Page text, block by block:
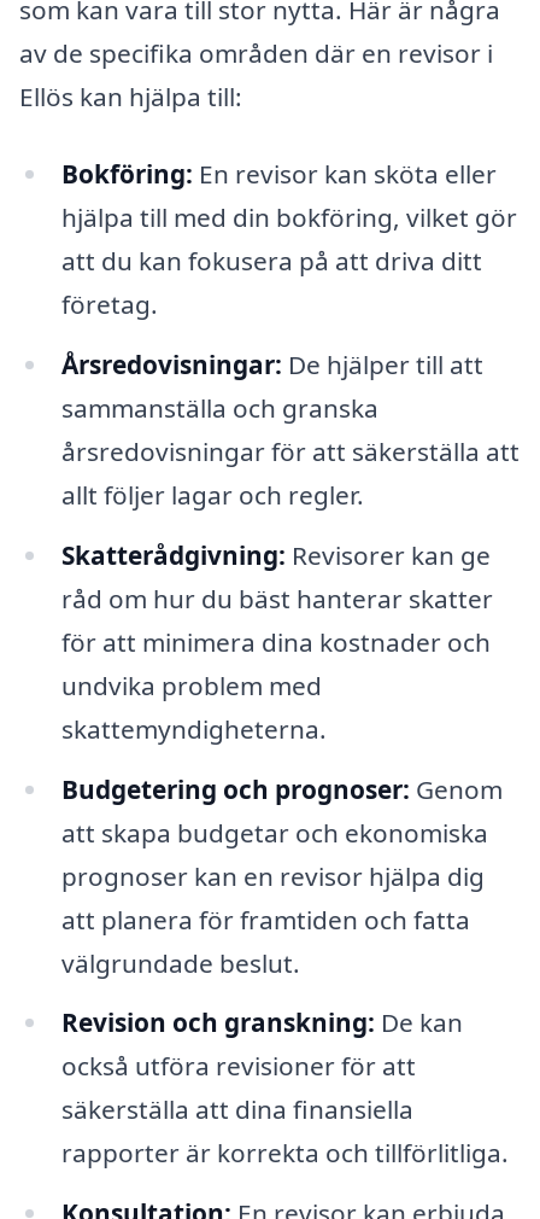
som kan vara till stor nytta. Här är några
av de specifika områden där en revisor i
Ellös kan hjälpa till:
Bokföring: En revisor kan sköta eller
hjälpa till med din bokföring, vilket gör
att du kan fokusera på att driva ditt
företag.
Årsredovisningar: De hjälper till att
sammanställa och granska
årsredovisningar för att säkerställa att
allt följer lagar och regler.
Skatterådgivning: Revisorer kan ge
råd om hur du bäst hanterar skatter
för att minimera dina kostnader och
undvika problem med
skattemyndigheterna.
Budgetering och prognoser: Genom
att skapa budgetar och ekonomiska
prognoser kan en revisor hjälpa dig
att planera för framtiden och fatta
välgrundade beslut.
Revision och granskning: De kan
också utföra revisioner för att
säkerställa att dina finansiella
rapporter är korrekta och tillförlitliga.